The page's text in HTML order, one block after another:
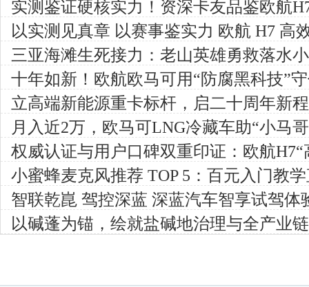
实测鉴证硬核实力！资深卡友品鉴欧航
油省心、长途好开
以实测见真章 以赛事鉴实力 欧航 H7 高
节油赛开启
三亚海滩生死接力：老山英雄勇救落水
十年如新！欧航欧马可用“防腐黑科技”
立高端新能源重卡标杆，启二十周年新
季度商务会胜利召开
月入近2万，欧马可LNG冷藏车助“小马
权威认证与用户口碑双重印证：欧航
渝完成
小蜜蜂麦克风推荐 TOP 5：百元入门教
智联乾崑 驾控深蓝 深蓝汽车智享试驾体
以碱蓬为锚，绘就盐碱地治理与全产业